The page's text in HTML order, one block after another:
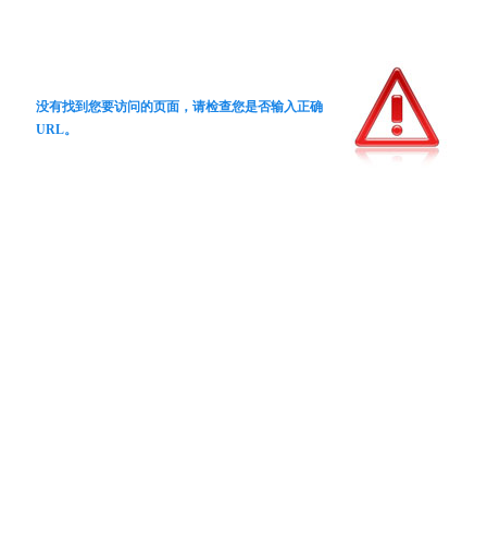
没有找到您要访问的页面，请检查您是否输入正确
URL。